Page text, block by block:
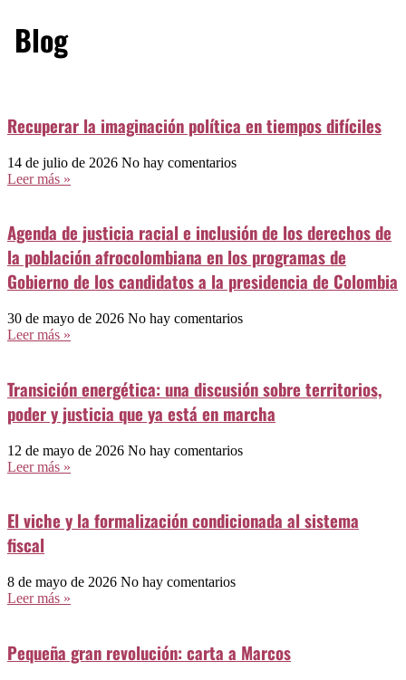
Blog
Recuperar la imaginación política en tiempos difíciles
14 de julio de 2026 No hay comentarios
Leer más »
Agenda de justicia racial e inclusión de los derechos de
la población afrocolombiana en los programas de
Gobierno de los candidatos a la presidencia de Colombia
30 de mayo de 2026 No hay comentarios
Leer más »
Transición energética: una discusión sobre territorios,
poder y justicia que ya está en marcha
12 de mayo de 2026 No hay comentarios
Leer más »
El viche y la formalización condicionada al sistema
fiscal
8 de mayo de 2026 No hay comentarios
Leer más »
Pequeña gran revolución: carta a Marcos